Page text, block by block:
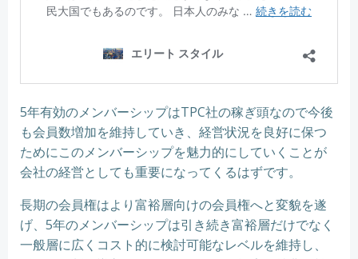
5年有効のメンバーシップはTPC社の稼ぎ頭なので今後
も会員数増加を維持していき、経営状況を良好に保つ
ためにこのメンバーシップを魅力的にしていくことが
会社の経営としても重要になってくるはずです。
長期の会員権はより富裕層向けの会員権へと変貌を遂
げ、5年のメンバーシップは引き続き富裕層だけでなく
一般層に広くコスト的に検討可能なレベルを維持し、